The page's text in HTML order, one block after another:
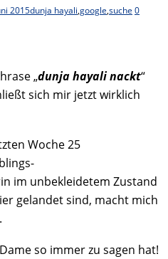
2015dunja hayali,google,suche 0
„dunja hayali nackt“
sich mir jetzt wirklich
Woche 25
im unbekleidetem Zustand
gelandet sind, macht mich
so immer zu sagen hat!